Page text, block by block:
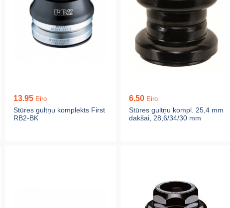
13.95 Eiro
Stūres gultņu komplekts First
RB2-BK
6.50 Eiro
Stūres gultņu kompl. 25,4 mm
dakšai, 28,6/34/30 mm